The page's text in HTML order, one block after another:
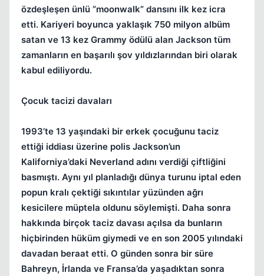
özdeşleşen ünlü “moonwalk” dansını ilk kez icra
etti. Kariyeri boyunca yaklaşık 750 milyon albüm
satan ve 13 kez Grammy ödülü alan Jackson tüm
zamanların en başarılı şov yıldızlarından biri olarak
kabul ediliyordu.
Çocuk tacizi davaları
1993’te 13 yaşındaki bir erkek çocuğunu taciz
ettiği iddiası üzerine polis Jackson’un
Kaliforniya’daki Neverland adını verdiği çiftliğini
basmıştı. Aynı yıl planladığı dünya turunu iptal eden
popun kralı çektiği sıkıntılar yüzünden ağrı
kesicilere müptela oldunu söylemişti. Daha sonra
hakkında birçok taciz davası açılsa da bunların
hiçbirinden hüküm giymedi ve en son 2005 yılındaki
davadan beraat etti. O günden sonra bir süre
Bahreyn, İrlanda ve Fransa’da yaşadıktan sonra